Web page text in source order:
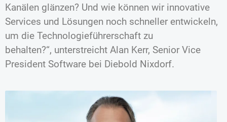
Kanälen glänzen? Und wie können wir innovative
Services und Lösungen noch schneller entwickeln,
um die Technologieführerschaft zu
behalten?“, unterstreicht Alan Kerr, Senior Vice
President Software bei Diebold Nixdorf.